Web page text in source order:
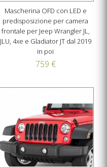
Mascherina OFD con LED e
predisposizione per camera
frontale per Jeep Wrangler JL,
JLU, 4xe e Gladiator JT dal 2019
in poi
759 €